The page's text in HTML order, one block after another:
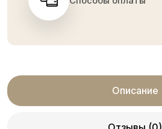
Описание